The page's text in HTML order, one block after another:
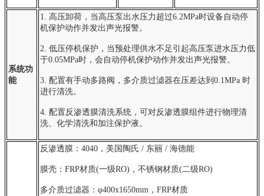
系统功
能
1. 高压卸荷，当高压泵出水压力超过6.2MPa时设备自动停
机保护动作并发出声光报警。
2. 低压停机保护，当预处理供水不足引起高压泵进水压力低
于0.05MPa时，会自动停机保护动作并发出声光报警。
3. 配置有手动多路阀，多介质过滤器在压差达到0.1MPa 时
进行清洗。
4. 配置反渗透膜清洗系统，可对反渗透膜组件进行物理清
洗、化学清洗和加注保护液。
反渗透膜：4040，美国陶氏 / 东丽 / 海德能
膜壳：FRP材质(一级RO)，不锈钢材质(二级RO)
多介质过滤器：φ400x1650mm，FRP材质